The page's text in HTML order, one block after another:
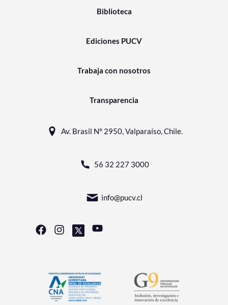
Biblioteca
Ediciones PUCV
Trabaja con nosotros
Transparencia
Av. Brasil N° 2950, Valparaíso, Chile.
56 32 227 3000
info@pucv.cl